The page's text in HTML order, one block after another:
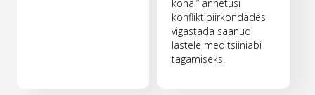
kohal“ annetusi
konfliktipiirkondades
vigastada saanud
lastele meditsiiniabi
tagamiseks.